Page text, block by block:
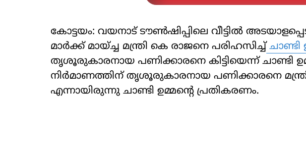
കോട്ടയം: വയനാട് ടൗണ്‍ഷിപ്പിലെ വീട്ടില്‍
മാര്‍ക്ക് മായ്ച്ച മന്ത്രി കെ രാജനെ പരിഹസിച്ച്ചാണ്ടി
തൃശൂരുകാരനായ പണിക്കാരനെ കിട്ടിയെന്ന് ചാണ്ടി
നിര്‍മാണത്തിന് തൃശൂരുകാരനായ പണിക്കാരനെ
എന്നായിരുന്നു ചാണ്ടി ഉമ്മന്റെ പ്രതികരണം.